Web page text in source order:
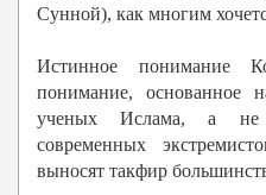
Сунной), как многим
Истинное
понимание, основанное
ученых Ислама, а не
современных
выносят такфир